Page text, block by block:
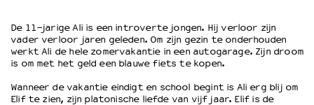
Schoolvoorstellingen
Filmprogramma’s Primair Onderwijs
Filmprogramma’s VO/MBO
Speciale educatieprogramma’s
De 11-jarige Ali is een introverte jongen. Hij verloor zijn
vader verloor jaren geleden. Om zijn gezin te onderhouden
werkt Ali de hele zomervakantie in een autogarage. Zijn droom
is om met het geld een blauwe fiets te kopen.
Wanneer de vakantie eindigt en school begint is Ali erg blij om
Elif te zien, zijn platonische liefde van vijf jaar. Elif is de